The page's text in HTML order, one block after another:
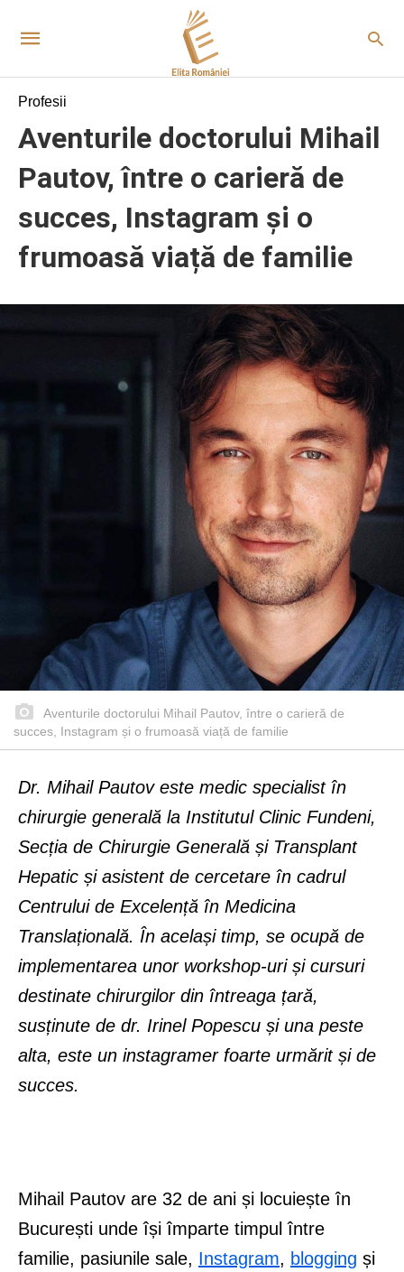
Profesii
Aventurile doctorului Mihail
Pautov, între o carieră de
succes, Instagram și o
frumoasă viață de familie
Aventurile doctorului Mihail Pautov, între o carieră de
succes, Instagram și o frumoasă viață de familie
Dr. Mihail Pautov este medic specialist în
chirurgie generală la Institutul Clinic Fundeni,
Secția de Chirurgie Generală și Transplant
Hepatic și asistent de cercetare în cadrul
Centrului de Excelență în Medicina
Translațională. În același timp, se ocupă de
implementarea unor workshop-uri și cursuri
destinate chirurgilor din întreaga țară,
susținute de dr. Irinel Popescu și una peste
alta, este un instagramer foarte urmărit și de
succes.
Mihail Pautov are 32 de ani și locuiește în
București unde își împarte timpul între
familie, pasiunile sale, Instagram, blogging și